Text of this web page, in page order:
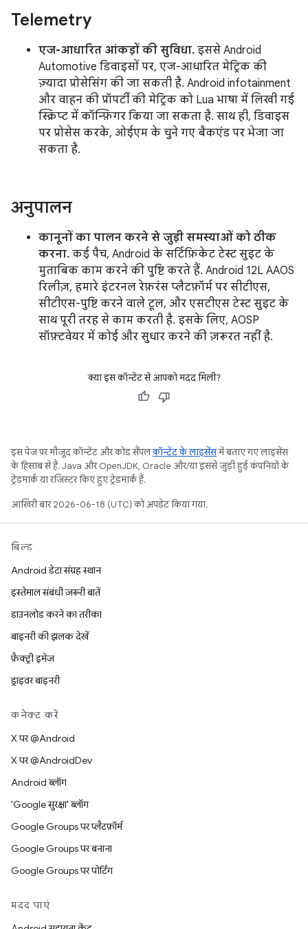
Telemetry
एज-आधारित आंकड़ों की सुविधा. इससे Android
Automotive डिवाइसों पर, एज-आधारित मेट्रिक की
ज़्यादा प्रोसेसिंग की जा सकती है. Android infotainment
और वाहन की प्रॉपर्टी की मेट्रिक को Lua भाषा में लिखी गई
स्क्रिप्ट में कॉन्फ़िगर किया जा सकता है. साथ ही, डिवाइस
पर प्रोसेस करके, ओईएम के चुने गए बैकएंड पर भेजा जा
सकता है.
अनुपालन
कानूनों का पालन करने से जुड़ी समस्याओं को ठीक
करना. कई पैच, Android के सर्टिफ़िकेट टेस्ट सुइट के
मुताबिक काम करने की पुष्टि करते हैं. Android 12L AAOS
रिलीज़, हमारे इंटरनल रेफ़रंस प्लैटफ़ॉर्म पर सीटीएस,
सीटीएस-पुष्टि करने वाले टूल, और एसटीएस टेस्ट सुइट के
साथ पूरी तरह से काम करती है. इसके लिए, AOSP
सॉफ़्टवेयर में कोई और सुधार करने की ज़रूरत नहीं है.
क्या इस कॉन्टेंट से आपको मदद मिली?
इस पेज पर मौजूद कॉन्टेंट और कोड सैंपलकॉन्टेंट के लाइसेंसमें बताए गए लाइसेंस
के हिसाब से हैं. Java और OpenJDK, Oracle और/या इससे जुड़ी हुई कंपनियों के
ट्रेडमार्क या रजिस्टर किए हुए ट्रेडमार्क हैं.
आखिरी बार 2026-06-18 (UTC) को अपडेट किया गया.
बिल्ड
Android डेटा संग्रह स्थान
इस्तेमाल संबंधी ज़रूरी बातें
डाउनलोड करने का तरीका
बाइनरी की झलक देखें
फ़ैक्ट्री इमेज
ड्राइवर बाइनरी
कनेक्ट करें
X पर @Android
X पर @AndroidDev
Android ब्लॉग
'Google सुरक्षा' ब्लॉग
Google Groups पर प्लैटफ़ॉर्म
Google Groups पर बनाना
Google Groups पर पोर्टिंग
मदद पाएं